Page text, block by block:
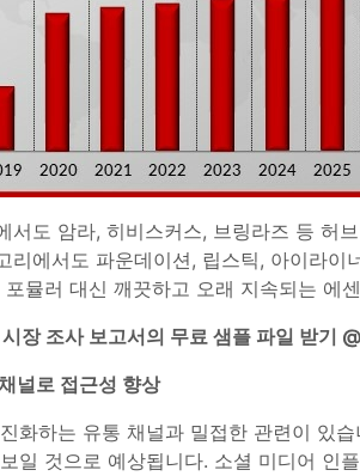
서도 암라, 히비스커스, 브링라즈 등 허
리에서도 파운데이션, 립스틱, 아이라
뮬러 대신 깨끗하고 오래 지속되는 에
장 조사 보고서의 무료 샘플 파일 받기 @
널로 접근성 향상
화하는 유통 채널과 밀접한 관련이 있
일 것으로 예상됩니다. 소셜 미디어 인